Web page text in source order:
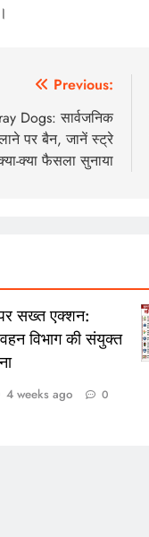
Previous:
Dogs: सार्वजनिक
पर बैन, जानें स्ट्रे
क्या फैसला सुनाया
सख्त एक्शन:
विभाग की संयुक्त
4 weeks ago 0